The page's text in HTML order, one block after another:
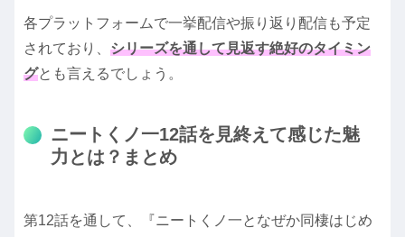
各プラットフォームで一挙配信や振り返り配信も予定
されており、 シリーズを通して見返す絶好のタイミン
グとも言えるでしょう。
ニートくノ一12話を見終えて感じた魅
力とは？まとめ
第12話を通して、『ニートくノ一となぜか同棲はじめ